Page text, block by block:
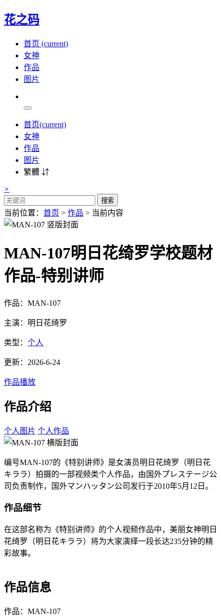
花之码
首页 (current)
女神
作品
图片
首页(current)
女神
作品
图片
繁體 ⇵
×
搜索
当前位置： 首页 > 作品 > 当前内容
MAN-107明日花绮罗学校题材
作品-特别讲师
作品：MAN-107
主演：明日花绮罗
类型： 个人
更新：2026-6-24
作品播放
作品介绍
个人图片 个人作品
编号MAN-107的《特别讲师》是女演员明日花绮罗（明日花
キララ）拍摄的一部视频类个人作品，由国外プレステージ公
司负责制作，国外マンハッタン公司发行于2010年5月12日。
作品细节
在这部名称为《特别讲师》的个人视频作品中，美丽女神明日
花绮罗（明日花キララ）将为大家演绎一段长达235分钟的精
彩故事。
作品信息
作品：MAN-107